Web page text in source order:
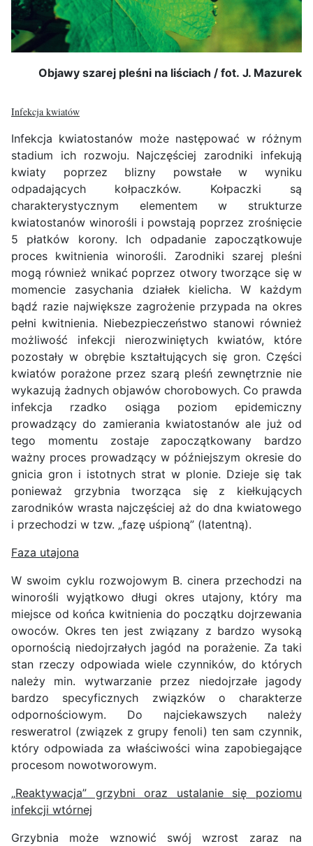
Objawy szarej pleśni na liściach / fot. J. Mazurek
Infekcja kwiatów
Infekcja kwiatostanów może następować w różnym
stadium ich rozwoju. Najczęściej zarodniki infekują
kwiaty poprzez blizny powstałe w wyniku
odpadających kołpaczków. Kołpaczki są
charakterystycznym elementem w strukturze
kwiatostanów winorośli i powstają poprzez zrośnięcie
5 płatków korony. Ich odpadanie zapoczątkowuje
proces kwitnienia winorośli. Zarodniki szarej pleśni
mogą również wnikać poprzez otwory tworzące się w
momencie zasychania działek kielicha. W każdym
bądź razie największe zagrożenie przypada na okres
pełni kwitnienia. Niebezpieczeństwo stanowi również
możliwość infekcji nierozwiniętych kwiatów, które
pozostały w obrębie kształtujących się gron. Części
kwiatów porażone przez szarą pleśń zewnętrznie nie
wykazują żadnych objawów chorobowych. Co prawda
infekcja rzadko osiąga poziom epidemiczny
prowadzący do zamierania kwiatostanów ale już od
tego momentu zostaje zapoczątkowany bardzo
ważny proces prowadzący w późniejszym okresie do
gnicia gron i istotnych strat w plonie. Dzieje się tak
ponieważ grzybnia tworząca się z kiełkujących
zarodników wrasta najczęściej aż do dna kwiatowego
i przechodzi w tzw. „fazę uśpioną” (latentną).
Faza utajona
W swoim cyklu rozwojowym B. cinera przechodzi na
winorośli wyjątkowo długi okres utajony, który ma
miejsce od końca kwitnienia do początku dojrzewania
owoców. Okres ten jest związany z bardzo wysoką
opornością niedojrzałych jagód na porażenie. Za taki
stan rzeczy odpowiada wiele czynników, do których
należy min. wytwarzanie przez niedojrzałe jagody
bardzo specyficznych związków o charakterze
odpornościowym. Do najciekawszych należy
resweratrol (związek z grupy fenoli) ten sam czynnik,
który odpowiada za właściwości wina zapobiegające
procesom nowotworowym.
„Reaktywacja” grzybni oraz ustalanie się poziomu
infekcji wtórnej
Grzybnia może wznowić swój wzrost zaraz na